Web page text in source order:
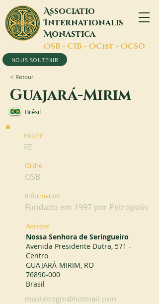
Associatio
Internationalis
Monastica
OSB - CIB - OCist - OCSO
NOUS SOUTENIR
< Retour
Guajará-Mirim
Brésil
HO/FE
FE
Ordre
OSB
Information
Fundado em 1997 por Petrópolis
Adresse
Nossa Senhora de Seringueiro
Avenida Presidente Dutra, 571 -
Centro
GUAJARÁ-MIRIM, RO
76890-000
Brasil
mosteirogm@hotmail.com